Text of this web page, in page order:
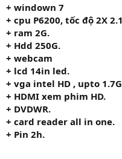
+ windown 7
+ cpu P6200, tốc độ 2X
+ ram 2G.
+ Hdd 250G.
+ webcam
+ lcd 14in led.
+ vga intel HD , upto
+ HDMI xem phim HD.
+ DVDWR.
+ card reader all in one.
+ Pin 2h.